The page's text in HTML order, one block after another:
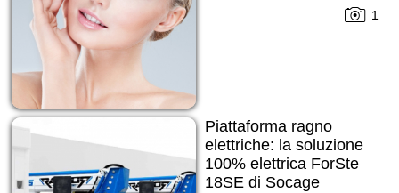
1
Piattaforma ragno
elettriche: la soluzione
100% elettrica ForSte
18SE di Socage